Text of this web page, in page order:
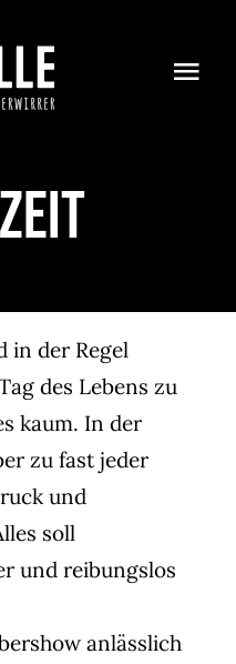
Kontakt
in der Regel
des Lebens zu
kaum. In der
zu fast jeder
und
soll
und reibungslos
anlässlich